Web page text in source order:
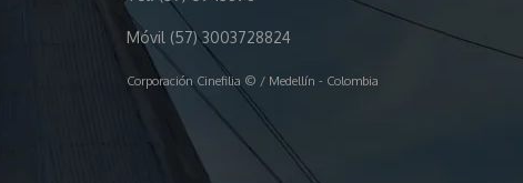
Móvil (57) 3003728824
Corporación Cinefilia © / Medellín - Colombia